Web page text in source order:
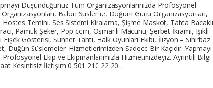
Düşündüğünüz Tüm Organizasyonlarınızda Profosyonel
Balon Süsleme, Doğum Günü Organizasyonları,
Temini, Ses Sistemi Kiralama, Şişme Maskot, Tahta Bacaklı
Pamuk Şeker, Pop corn, Osmanlı Macunu, Şerbet İkramı, Işıklı
Fişek Gösterisi, Sünnet Tahtı, Halk Oyunları Ekibi, İlizyon – Sihirbaz
Düğün Süslemeleri Hizmetlerimizden Sadece Bir Kaçıdır. Yapmayı
Ekip ve Ekipmanlarımızla Hizmetinizdeyiz. Ayrıntılı Bilgi
Kesintisiz İletişim 0 501 210 22 20…